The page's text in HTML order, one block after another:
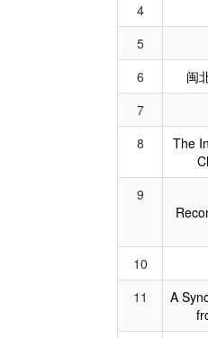
4
5
6
闽
7
8
The
9
10
11
A